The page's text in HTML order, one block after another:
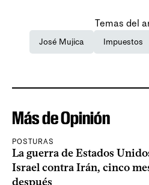
Temas del
José Mujica Impuestos
Más de Opinión
POSTURAS
La guerra de Estados
Israel contra Irán, cinco
después